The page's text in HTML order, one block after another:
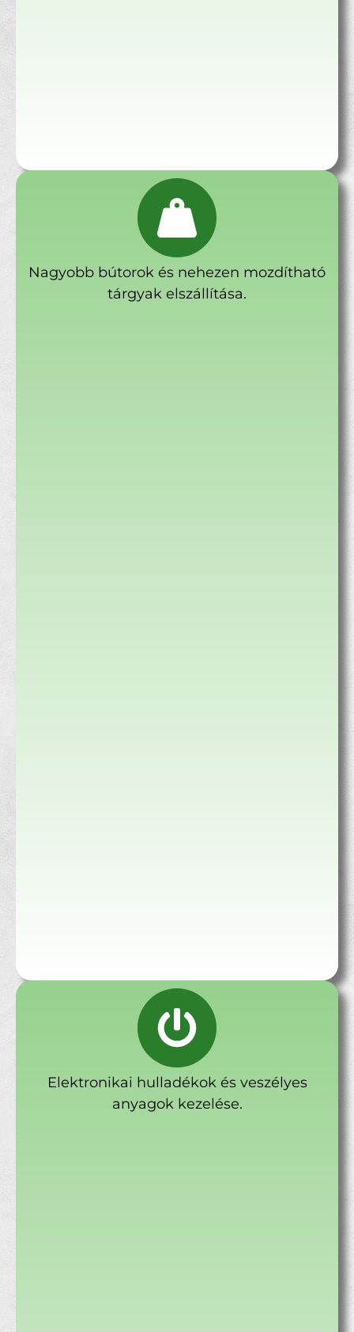
Nagyobb bútorok és nehezen mozdítható
tárgyak elszállítása.
Elektronikai hulladékok és veszélyes
anyagok kezelése.